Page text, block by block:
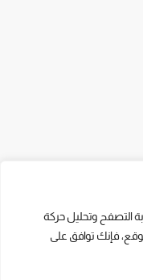
التصفح وتحليل حركة
فإنك توافق على